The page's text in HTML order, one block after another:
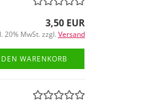
3,50 EUR
20% MwSt. zzgl. Versand
WARENKORB